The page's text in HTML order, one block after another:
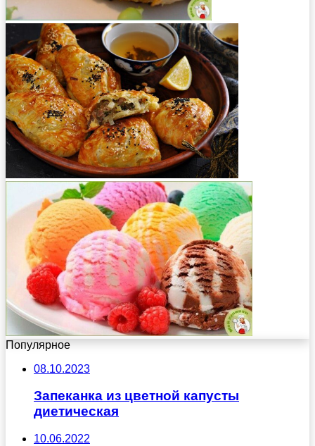
Популярное
08.10.2023
Запеканка из цветной капусты
диетическая
10.06.2022